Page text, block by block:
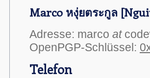
Marco หงุ่ยตระกูล
Adresse: marco at
OpenPGP-Schlüssel:
Telefon